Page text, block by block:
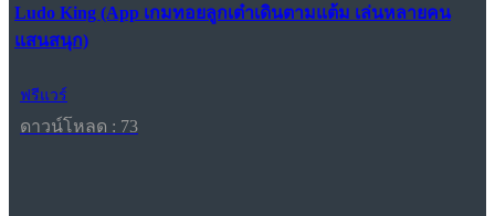
Ludo King (App เกมทอยลูกเต๋าเดินตามแต้ม เล่นหลายคน
แสนสนุก)
ฟรีแวร์
ดาวน์โหลด : 73